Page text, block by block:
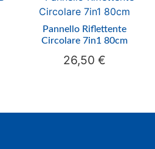
Pannello Riflettente
Circolare 7in1 80cm
26,50€